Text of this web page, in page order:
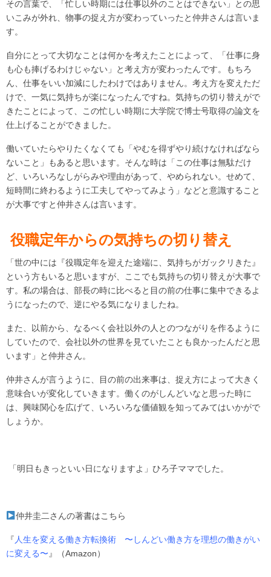
その言葉で、「忙しい時期には仕事以外のことはできない」との思
いこみが外れ、物事の捉え方が変わっていったと仲井さんは言いま
す。
自分にとって大切なことは何かを考えたことによって、「仕事に身
も心も捧げるわけじゃない」と考え方が変わったんです。もちろ
ん、仕事をいい加減にしたわけではありません。考え方を変えただ
けで、一気に気持ちが楽になったんですね。気持ちの切り替えがで
きたことによって、この忙しい時期に大学院で博士号取得の論文を
仕上げることができました。
働いていたらやりたくなくても「やむを得ずやり続けなければなら
ないこと」もあると思います。そんな時は「この仕事は無駄だけ
ど、いろいろなしがらみや理由があって、やめられない。せめて、
短時間に終わるように工夫してやってみよう」などと意識すること
が大事ですと仲井さんは言います。
役職定年からの気持ちの切り替え
「世の中には『役職定年を迎えた途端に、気持ちがガックリきた』
という方もいると思いますが、ここでも気持ちの切り替えが大事で
す。私の場合は、部長の時に比べると目の前の仕事に集中できるよ
うになったので、逆にやる気になりましたね。
また、以前から、なるべく会社以外の人とのつながりを作るように
していたので、会社以外の世界を見ていたことも良かったんだと思
います」と仲井さん。
仲井さんが言うように、目の前の出来事は、捉え方によって大きく
意味合いが変化していきます。働くのがしんどいなと思った時に
は、興味関心を広げて、いろいろな価値観を知ってみてはいかがで
しょうか。
「明日もきっといい日になりますよ」ひろ子ママでした。
仲井圭二さんの著書はこちら
『人生を変える働き方転換術 〜しんどい働き方を理想の働きがい
に変える〜』（Amazon）